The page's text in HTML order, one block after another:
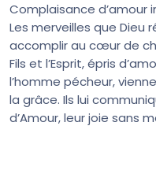
Complaisance d’amour
Les merveilles que Dieu
accomplir au cœur de
Fils et l’Esprit, épris
l’homme pécheur,
la grâce. Ils lui
d’Amour, leur joie sans